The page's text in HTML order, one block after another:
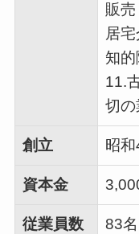
販売
居
知
11.
切の
創立 昭
資本金
従業員数 83名